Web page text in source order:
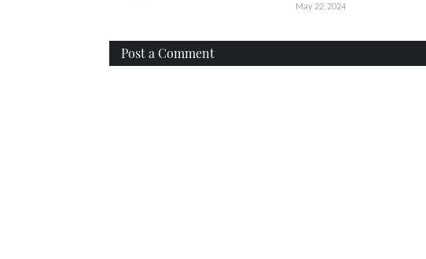
May 22, 2024
Post a Comment